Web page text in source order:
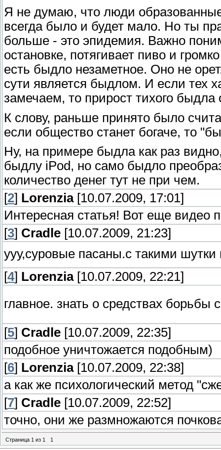
Я не думаю, что люди
всегда было и будет мало. Но ты
больше - это эпидемия. Важно
остановке, потягивает пиво и
есть быдло незаметное. Оно не
сути является быдлом. И если тех
замечаем, то прирост тихого
К слову, раньше принято было
если общество станет богаче, то
Ну, на примере быдла как раз
быдлу iPod, но само быдло
количество денег тут не при чем.
[2] Lorenzia[10.07.2009, 17:01]
Интересная статья! Вот еще видео
[3] Cradle [10.07.2009, 21:23]
ууу,суровые пасаны.с такими
[4] Lorenzia[10.07.2009, 22:21]
главное. знать о средствах
[5] Cradle [10.07.2009, 22:35]
подобное уничтожается подобным)
[6] Lorenzia[10.07.2009, 22:38]
а как же психологический метод
[7] Cradle [10.07.2009, 22:52]
точно, они же размножаются
Страница 1 из 1 1